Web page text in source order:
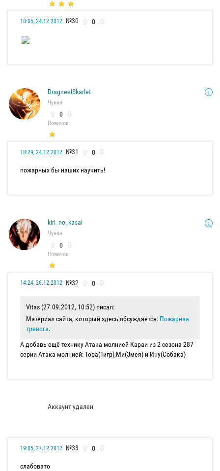
10:05, 24.12.2012 №30 0
DragneelSkarlet
Чунин
0
Новичок
18:29, 24.12.2012 №31 0
пожарных бы наших научить!
kiri_no_kasai
Чунин
0
Новичок
14:24, 26.12.2012 №32 0
Vitas (27.09.2012, 10:52) писал:
Материал сайта, который здесь обсуждается: Пожарная
тревога.
А добавь ещё технику Атака молнией Караи из 2 сезона 287
серии Атака молнией: Тора(Тигр),Ми(Змея) и Ину(Собака)
Аккаунт удален
19:05, 27.12.2012 №33 0
слабовато